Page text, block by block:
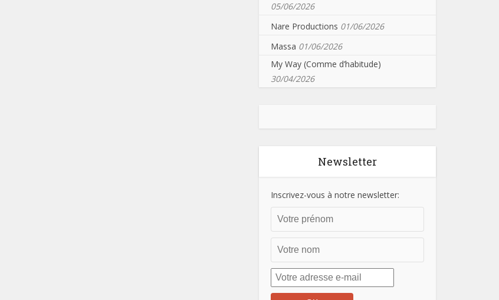
05/06/2026
Nare Productions 01/06/2026
Massa 01/06/2026
My Way (Comme d’habitude)
30/04/2026
Newsletter
Inscrivez-vous à notre newsletter: